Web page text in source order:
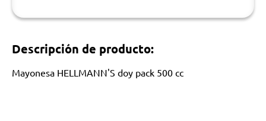
Descripción de producto:
Mayonesa HELLMANN'S doy pack 500 cc